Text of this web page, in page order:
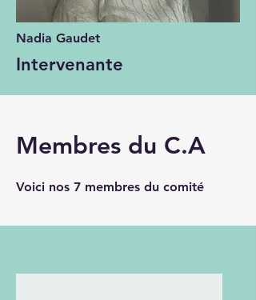
Nadia Gaudet
Intervenante
Membres du C.A
Voici nos 7 membres du comité